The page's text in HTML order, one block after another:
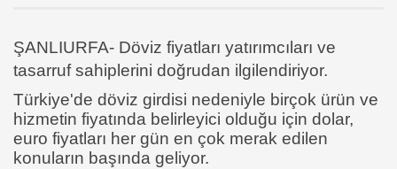
ŞANLIURFA- Döviz fiyatları yatırımcıları ve
tasarruf sahiplerini doğrudan ilgilendiriyor.
Türkiye'de döviz girdisi nedeniyle birçok ürün ve
hizmetin fiyatında belirleyici olduğu için dolar,
euro fiyatları her gün en çok merak edilen
konuların başında geliyor.